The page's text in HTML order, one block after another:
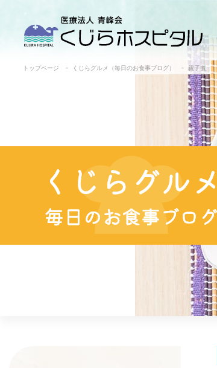
トップページ くじらグルメ（毎日のお食事ブログ） 親子煮